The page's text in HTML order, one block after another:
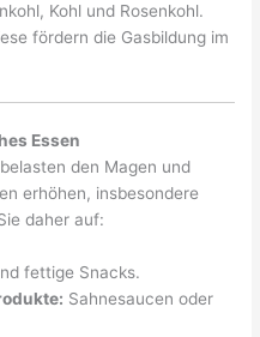
Kohl und Rosenkohl.
fördern die Gasbildung im
Essen
den Magen und
erhöhen, insbesondere
daher auf:
fettige Snacks.
Sahnesaucen oder